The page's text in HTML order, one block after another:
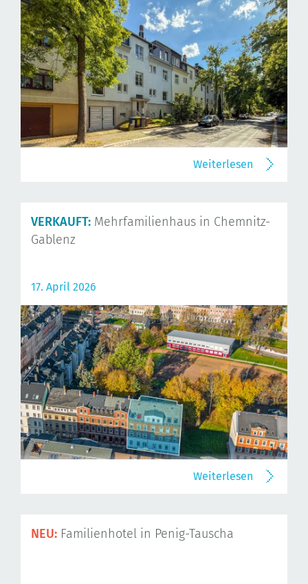
Weiterlesen
VERKAUFT: Mehrfamilienhaus in Chemnitz-
Gablenz
17. April 2026
Weiterlesen
NEU: Familienhotel in Penig-Tauscha